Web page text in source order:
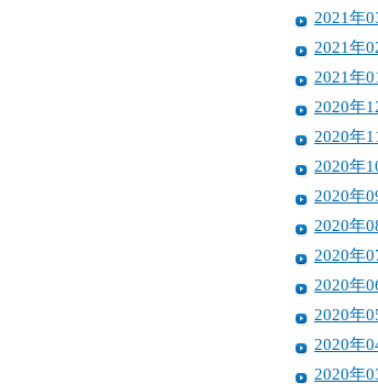
2021年
2021年
2021年
2020年
2020年
2020年
2020年
2020年
2020年
2020年
2020年
2020年
2020年